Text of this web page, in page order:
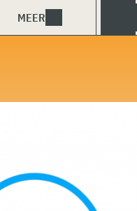
MEER